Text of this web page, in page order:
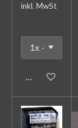
inkl. MwSt
In den